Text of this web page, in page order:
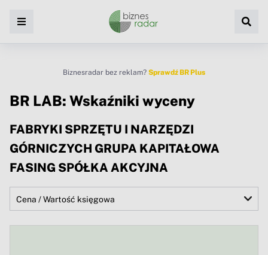
Biznesradar bez reklam? Sprawdź BR Plus
BR LAB: Wskaźniki wyceny
FABRYKI SPRZĘTU I NARZĘDZI
GÓRNICZYCH GRUPA KAPITAŁOWA
FASING SPÓŁKA AKCYJNA